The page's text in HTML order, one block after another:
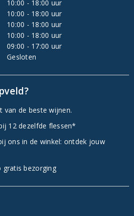
10:00 - 18:00 uur
10:00 - 18:00 uur
10:00 - 18:00 uur
10:00 - 18:00 uur
09:00 - 17:00 uur
Gesloten
van de beste wijnen.
12 dezelfde flessen*
ons in de winkel: ontdek jouw
gratis bezorging